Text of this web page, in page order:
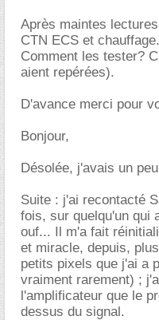
Après maintes
CTN ECS et
Comment les tester?
aient repérées).
D'avance merci pour
Bonjour,
Désolée, j'avais un
Suite : j'ai recontacté
fois, sur quelqu'un qui
ouf... Il m'a fait
et miracle, depuis,
petits pixels que j'ai a
vraiment rarement) ;
l'amplificateur que le
dessus du signal.